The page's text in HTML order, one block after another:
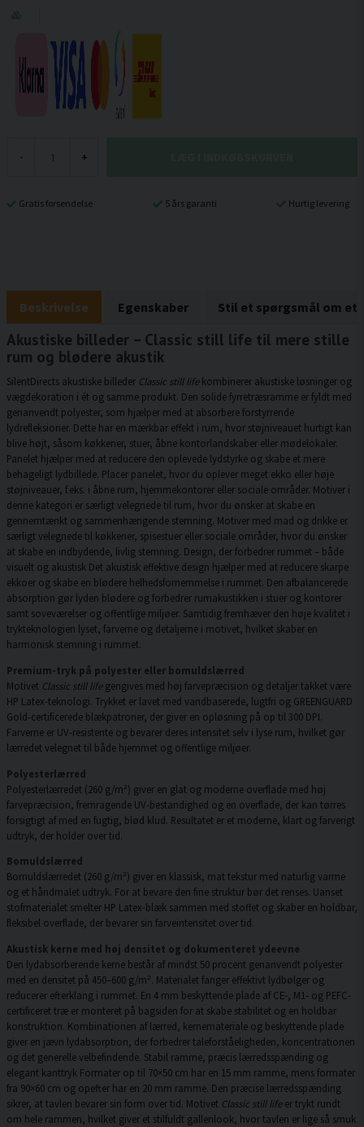
- +
Gratis forsendelse 5 års garanti Hurtig levering
Beskrivelse Egenskaber Stil et spørgsmål om et
Akustiske billeder – Classic still life til mere stille
rum og blødere akustik
SilentDirects akustiske billeder Classic still lifekombinerer akustiske løsninger og
vægdekoration i ét og samme produkt. Den solide fyrretræsramme er fyldt med
genanvendt polyester, som hjælper med at absorbere forstyrrende
lydrefleksioner. Dette har en mærkbar effekt i rum, hvor støjniveauet hurtigt kan
blive højt, såsom køkkener, stuer, åbne kontorlandskaber eller mødelokaler.
Panelet hjælper med at reducere den oplevede lydstyrke og skabe et mere
behageligt lydbillede. Placer panelet, hvor du oplever meget ekko eller høje
støjniveauer, f.eks. i åbne rum, hjemmekontorer eller sociale områder. Motiver i
denne kategori er særligt velegnede til rum, hvor du ønsker at skabe en
gennemtænkt og sammenhængende stemning. Motiver med mad og drikke er
særligt velegnede til køkkener, spisestuer eller sociale områder, hvor du ønsker
at skabe en indbydende, livlig stemning. Design, der forbedrer rummet – både
visuelt og akustisk Det akustisk effektive design hjælper med at reducere skarpe
ekkoer og skabe en blødere helhedsfornemmelse i rummet. Den afbalancerede
absorption gør lyden blødere og forbedrer rumakustikken i stuer og kontorer
samt soveværelser og offentlige miljøer. Samtidig fremhæver den høje kvalitet i
trykteknologien lyset, farverne og detaljerne i motivet, hvilket skaber en
harmonisk stemning i rummet.
Premium-tryk på polyester eller bomuldslærred
Motivet Classic still lifegengives med høj farvepræcision og detaljer takket være
HP Latex-teknologi. Trykket er lavet med vandbaserede, lugtfri og GREENGUARD
Gold-certificerede blækpatroner, der giver en opløsning på op til 300 DPI.
Farverne er UV-resistente og bevarer deres intensitet selv i lyse rum, hvilket gør
lærredet velegnet til både hjemmet og offentlige miljøer.
Polyesterlærred
Polyesterlærredet (260 g/m²) giver en glat og moderne overflade med høj
farvepræcision, fremragende UV-bestandighed og en overflade, der kan tørres
forsigtigt af med en fugtig, blød klud. Resultatet er et moderne, klart og farverigt
udtryk, der holder over tid.
Bomuldslærred
Bomuldslærredet (260 g/m²) giver en klassisk, mat tekstur med naturlig varme
og et håndmalet udtryk. For at bevare den fine struktur bør det renses. Uanset
stofmaterialet smelter HP Latex-blæk sammen med stoffet og skaber en holdbar,
fleksibel overflade, der bevarer sin farveintensitet over tid.
Akustisk kerne med høj densitet og dokumenteret ydeevne
Den lydabsorberende kerne består af mindst 50 procent genanvendt polyester
med en densitet på 450–600 g/m². Materialet fanger effektivt lydbølger og
reducerer efterklang i rummet. En 4 mm beskyttende plade af CE-, M1- og PEFC-
certificeret træ er monteret på bagsiden for at skabe stabilitet og en holdbar
konstruktion. Kombinationen af lærred, kernemateriale og beskyttende plade
giver en jævn lydabsorption, der forbedrer taleforståeligheden, koncentrationen
og det generelle velbefindende. Stabil ramme, præcis lærredsspænding og
elegant kanttryk Formater op til 70×50 cm har en 15 mm ramme, mens formater
fra 90×60 cm og opefter har en 20 mm ramme. Den præcise lærredsspænding
sikrer, at tavlen bevarer sin form over tid. Motivet Classic still lifeer trykt rundt
om hele rammen, hvilket giver et stilfuldt gallerilook, hvor tavlen er lige så smuk